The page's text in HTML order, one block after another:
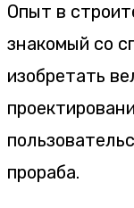
Опыт в
знакомый со
изобретать
прораба.